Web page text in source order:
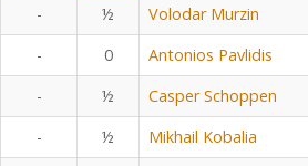
- ½ Volodar Murzin
- 0 Antonios Pavlidis
- ½ Casper Schoppen
- ½ Mikhail Kobalia